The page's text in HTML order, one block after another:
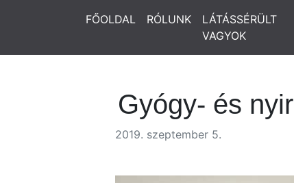
FŐOLDAL RÓLUNK
LÁTÁSSÉRÜLT
VAGYOK
Gyógy- és
2019. szeptember 5.